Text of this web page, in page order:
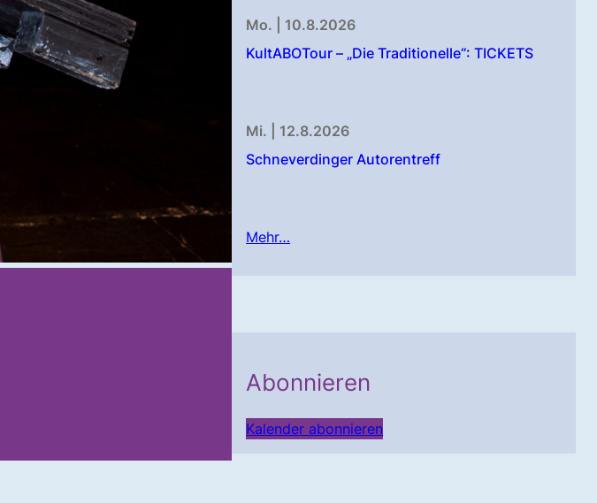
Mo. | 10.8.2026
KultABOTour – „Die Traditionelle“: TICKETS
Mi. | 12.8.2026
Schneverdinger Autorentreff
Mehr…
Abonnieren
Kalender abonnieren